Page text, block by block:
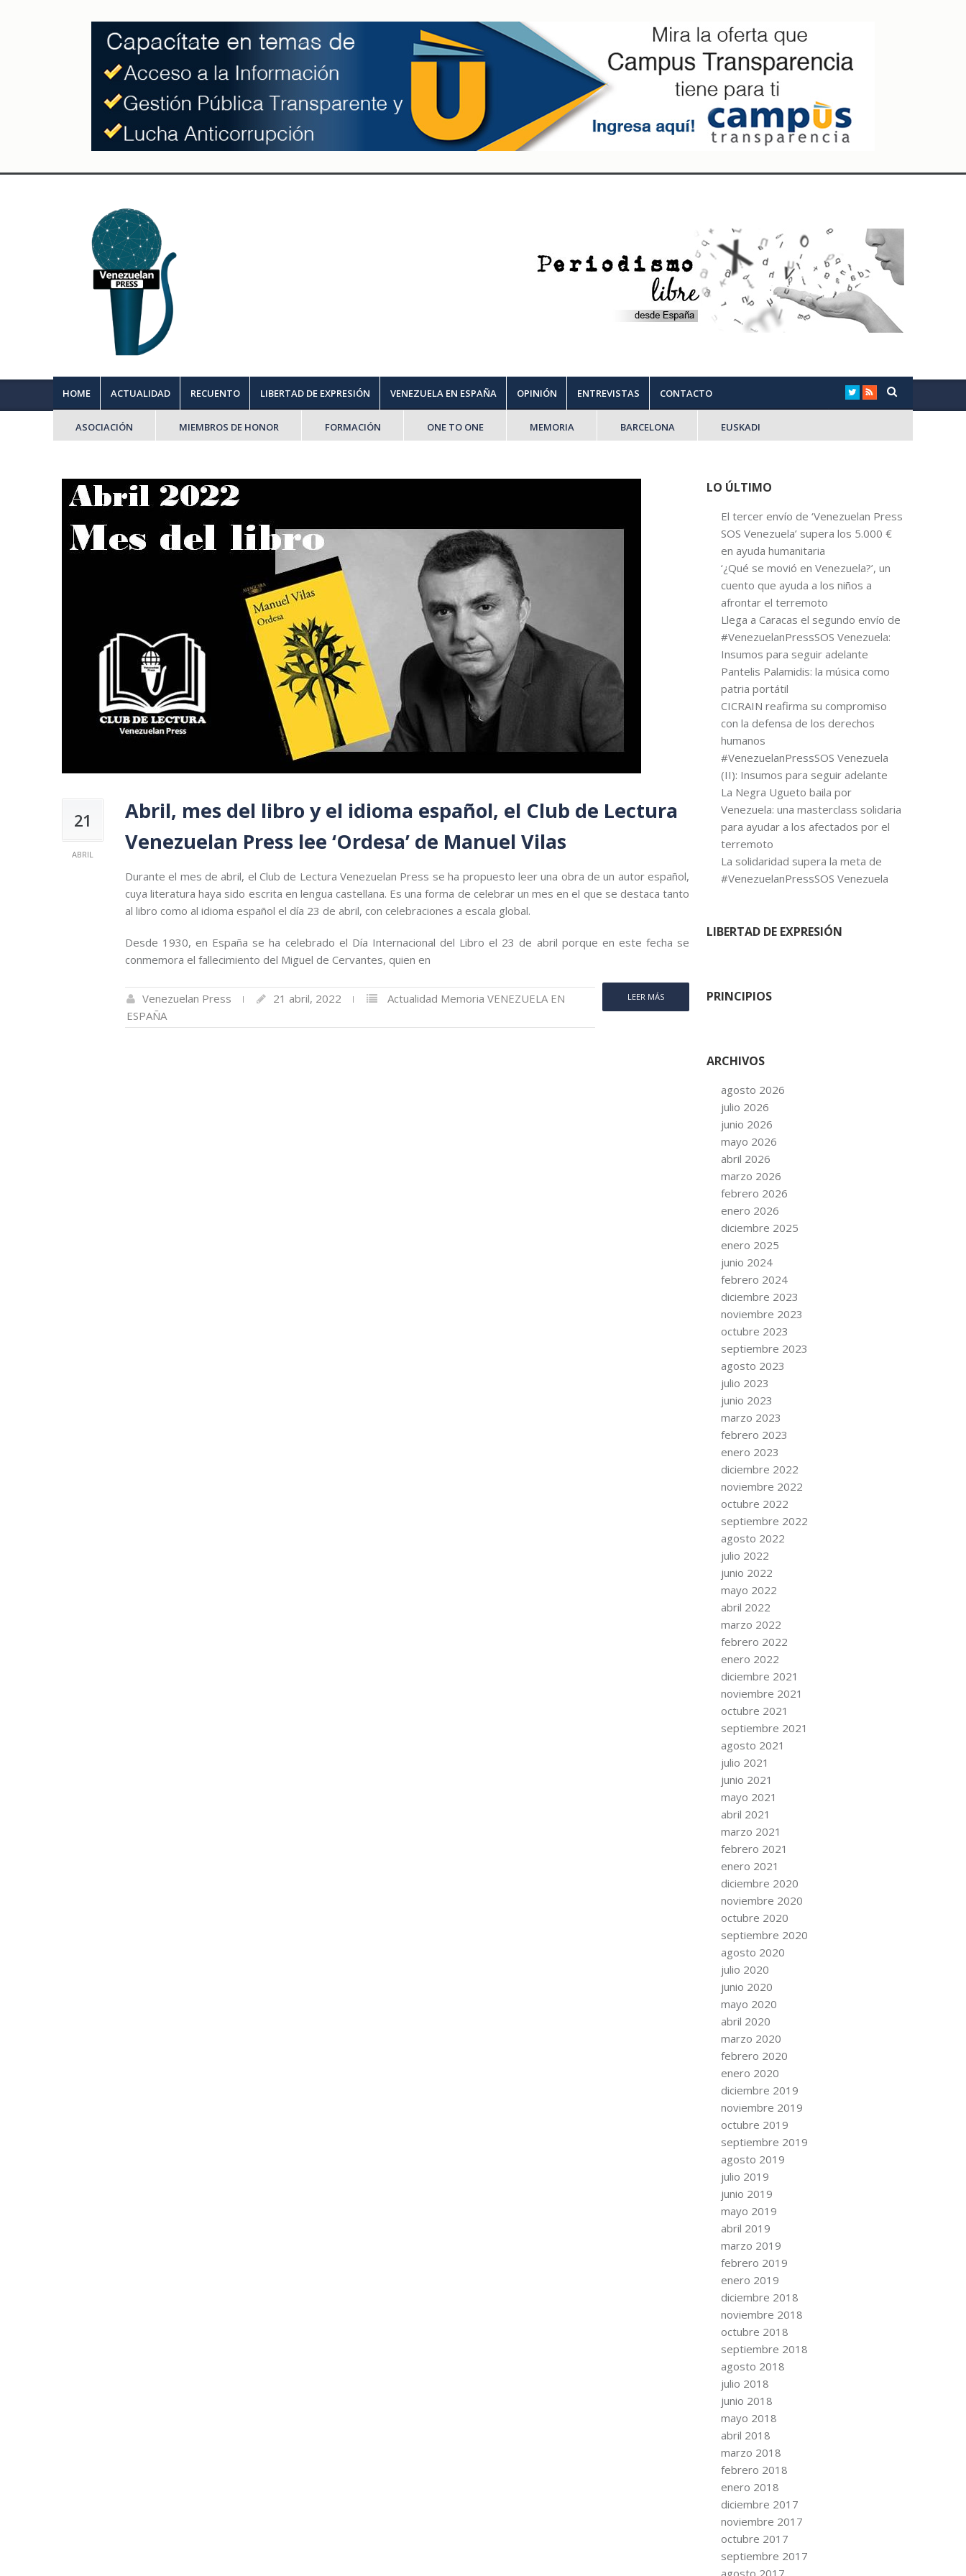
HOME ACTUALIDAD RECUENTO LIBERTAD DE EXPRESIÓN VENEZUELA EN ESPAÑA OPINIÓN ENTREVISTAS CONTACTO
ASOCIACIÓN MIEMBROS DE HONOR FORMACIÓN ONE TO ONE MEMORIA BARCELONA EUSKADI
21
ABRIL
Abril, mes del libro y el idioma español, el Club de Lectura
Venezuelan Press lee ‘Ordesa’ de Manuel Vilas
Durante el mes de abril, el Club de Lectura Venezuelan Press se ha propuesto leer una obra de un autor español,
cuya literatura haya sido escrita en lengua castellana. Es una forma de celebrar un mes en el que se destaca tanto
al libro como al idioma español el día 23 de abril, con celebraciones a escala global.
Desde 1930, en España se ha celebrado el Día Internacional del Libro el 23 de abril porque en este fecha se
conmemora el fallecimiento del Miguel de Cervantes, quien en
LEER MÁS
Venezuelan Press 21 abril, 2022 Actualidad Memoria VENEZUELA EN
ESPAÑA
LO ÚLTIMO
El tercer envío de ‘Venezuelan Press
SOS Venezuela’ supera los 5.000 €
en ayuda humanitaria
‘¿Qué se movió en Venezuela?’, un
cuento que ayuda a los niños a
afrontar el terremoto
Llega a Caracas el segundo envío de
#VenezuelanPressSOS Venezuela:
Insumos para seguir adelante
Pantelis Palamidis: la música como
patria portátil
CICRAIN reafirma su compromiso
con la defensa de los derechos
humanos
#VenezuelanPressSOS Venezuela
(II): Insumos para seguir adelante
La Negra Ugueto baila por
Venezuela: una masterclass solidaria
para ayudar a los afectados por el
terremoto
La solidaridad supera la meta de
#VenezuelanPressSOS Venezuela
LIBERTAD DE EXPRESIÓN
PRINCIPIOS
ARCHIVOS
agosto 2026
julio 2026
junio 2026
mayo 2026
abril 2026
marzo 2026
febrero 2026
enero 2026
diciembre 2025
enero 2025
junio 2024
febrero 2024
diciembre 2023
noviembre 2023
octubre 2023
septiembre 2023
agosto 2023
julio 2023
junio 2023
marzo 2023
febrero 2023
enero 2023
diciembre 2022
noviembre 2022
octubre 2022
septiembre 2022
agosto 2022
julio 2022
junio 2022
mayo 2022
abril 2022
marzo 2022
febrero 2022
enero 2022
diciembre 2021
noviembre 2021
octubre 2021
septiembre 2021
agosto 2021
julio 2021
junio 2021
mayo 2021
abril 2021
marzo 2021
febrero 2021
enero 2021
diciembre 2020
noviembre 2020
octubre 2020
septiembre 2020
agosto 2020
julio 2020
junio 2020
mayo 2020
abril 2020
marzo 2020
febrero 2020
enero 2020
diciembre 2019
noviembre 2019
octubre 2019
septiembre 2019
agosto 2019
julio 2019
junio 2019
mayo 2019
abril 2019
marzo 2019
febrero 2019
enero 2019
diciembre 2018
noviembre 2018
octubre 2018
septiembre 2018
agosto 2018
julio 2018
junio 2018
mayo 2018
abril 2018
marzo 2018
febrero 2018
enero 2018
diciembre 2017
noviembre 2017
octubre 2017
septiembre 2017
agosto 2017